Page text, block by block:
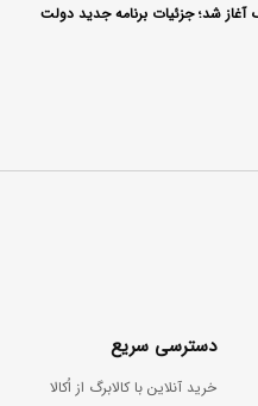
آغاز شد؛ جزئیات برنامه جدید دولت
دسترسی سریع
خرید آنلاین با کالابرگ از اُکالا